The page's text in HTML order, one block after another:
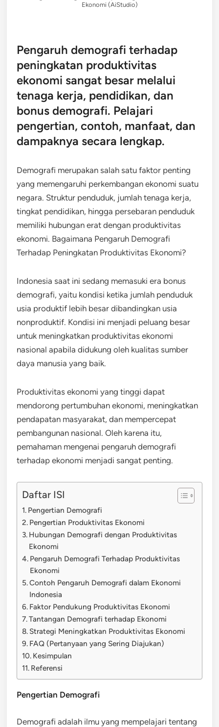
Ekonomi (AiStudio)
Pengaruh demografi terhadap
peningkatan produktivitas
ekonomi sangat besar melalui
tenaga kerja, pendidikan, dan
bonus demografi. Pelajari
pengertian, contoh, manfaat, dan
dampaknya secara lengkap.
Demografi merupakan salah satu faktor penting
yang memengaruhi perkembangan ekonomi suatu
negara. Struktur penduduk, jumlah tenaga kerja,
tingkat pendidikan, hingga persebaran penduduk
memiliki hubungan erat dengan produktivitas
ekonomi. Bagaimana Pengaruh Demografi
Terhadap Peningkatan Produktivitas Ekonomi?
Indonesia saat ini sedang memasuki era bonus
demografi, yaitu kondisi ketika jumlah penduduk
usia produktif lebih besar dibandingkan usia
nonproduktif. Kondisi ini menjadi peluang besar
untuk meningkatkan produktivitas ekonomi
nasional apabila didukung oleh kualitas sumber
daya manusia yang baik.
Produktivitas ekonomi yang tinggi dapat
mendorong pertumbuhan ekonomi, meningkatkan
pendapatan masyarakat, dan mempercepat
pembangunan nasional. Oleh karena itu,
pemahaman mengenai pengaruh demografi
terhadap ekonomi menjadi sangat penting.
Daftar ISI
Pengertian Demografi
Pengertian Produktivitas Ekonomi
Hubungan Demografi dengan Produktivitas
Ekonomi
Pengaruh Demografi Terhadap Produktivitas
Ekonomi
Contoh Pengaruh Demografi dalam Ekonomi
Indonesia
Faktor Pendukung Produktivitas Ekonomi
Tantangan Demografi terhadap Ekonomi
Strategi Meningkatkan Produktivitas Ekonomi
FAQ (Pertanyaan yang Sering Diajukan)
Kesimpulan
Referensi
Pengertian Demografi
Demografi adalah ilmu yang mempelajari tentang